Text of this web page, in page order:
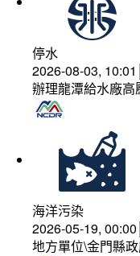
停水
2026-08-03,
辦理龍潭給水廠
海洋污染
2026-05-19,
地方單位\金門縣